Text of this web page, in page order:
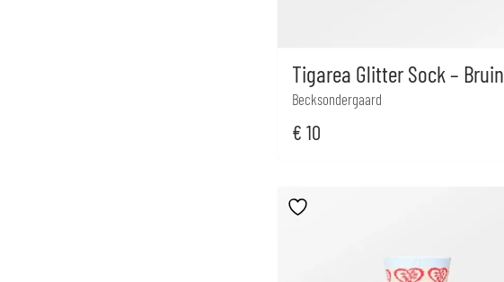
Tigarea Glitter Sock – Bruin
Becksondergaard
€ 10